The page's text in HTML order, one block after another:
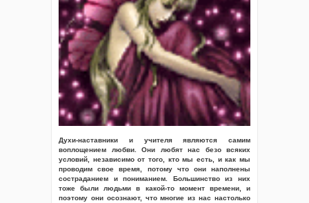
Духи-наставники и учителя являются самим
воплощением любви. Они любят нас безо всяких
условий, независимо от того, кто мы есть, и как мы
проводим свое время, потому что они наполнены
состраданием и пониманием. Большинство из них
тоже были людьми в какой-то момент времени, и
поэтому они осознают, что многие из нас настолько